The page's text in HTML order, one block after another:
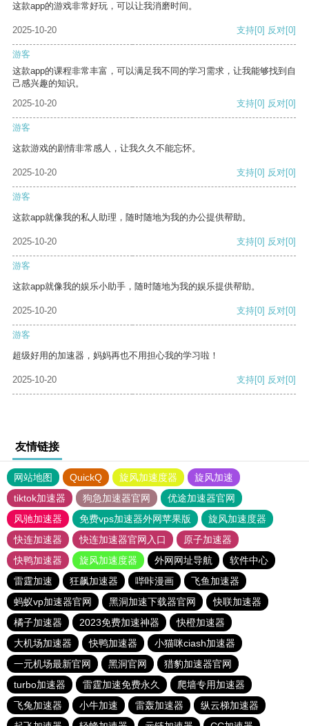
这款app的游戏非常好玩，可以让我消磨时间。
2025-10-20 支持[0] 反对[0]
游客
这款app的课程非常丰富，可以满足我不同的学习需求，让我能够找到自
己感兴趣的知识。
2025-10-20
支持[0] 反对[0]
游客
这款游戏的剧情非常感人，让我久久不能忘怀。
2025-10-20 支持[0] 反对[0]
游客
这款app就像我的私人助理，随时随地为我的办公提供帮助。
2025-10-20 支持[0] 反对[0]
游客
这款app就像我的娱乐小助手，随时随地为我的娱乐提供帮助。
2025-10-20 支持[0] 反对[0]
游客
超级好用的加速器，妈妈再也不用担心我的学习啦！
2025-10-20 支持[0] 反对[0]
友情链接
网站地图 QuickQ 旋风加速度器
旋风加速
tiktok加速器
狗急加速器官网
优途加速器官网
风驰加速器
免费vps加速器外网苹果版
旋风加速度器
快连加速器
快连加速器官网入口
原子加速器
快鸭加速器
旋风加速度器 外网网址导航
软件中心
雷霆加速
狂飙加速器 哔咔漫画
飞鱼加速器
蚂蚁vp加速器官网
黑洞加速下载器官网
快联加速器
橘子加速器
2023免费加速神器
快橙加速器
大机场加速器
快鸭加速器
小猫咪ciash加速器
一元机场最新官网
黑洞官网
猎豹加速器官网
turbo加速器
雷霆加速免费永久
爬墙专用加速器
飞兔加速器
小牛加速 雷轰加速器
纵云梯加速器